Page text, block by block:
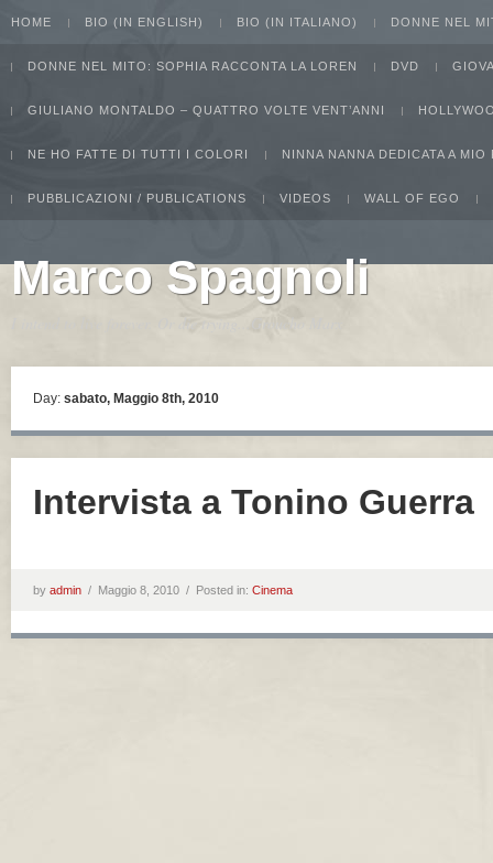
HOME BIO (IN ENGLISH) BIO (IN ITALIANO) DONNE NEL
DONNE NEL MITO: SOPHIA RACCONTA LA LOREN DVD
GIULIANO MONTALDO – QUATTRO VOLTE VENT’ANNI
NE HO FATTE DI TUTTI I COLORI NINNA NANNA DEDICATA A MIO
PUBBLICAZIONI / PUBLICATIONS VIDEOS WALL OF EGO
Marco Spagnoli
Day: sabato, Maggio 8th, 2010
Intervista a Tonino Guerra
by admin / Maggio 8, 2010 / Posted in: Cinema